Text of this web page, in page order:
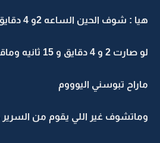
: شوف الحين الساعه 2و 4 دقايق
2 و 4 دقايق و 15 ثانيه وماقمت
تبوسني اليوووم
غير اللي يقوم من السرير ،،